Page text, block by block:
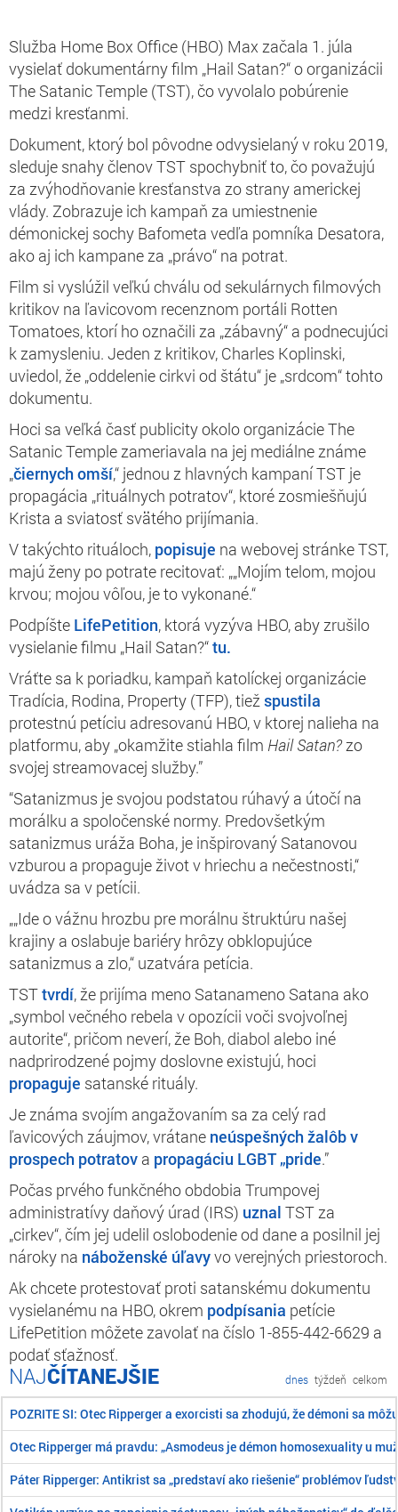
Služba Home Box Office (HBO) Max začala 1. júla
vysielať dokumentárny film „Hail Satan?“ o organizácii
The Satanic Temple (TST), čo vyvolalo pobúrenie
medzi kresťanmi.
Dokument, ktorý bol pôvodne odvysielaný v roku 2019,
sleduje snahy členov TST spochybniť to, čo považujú
za zvýhodňovanie kresťanstva zo strany americkej
vlády. Zobrazuje ich kampaň za umiestnenie
démonickej sochy Bafometa vedľa pomníka Desatora,
ako aj ich kampane za „právo“ na potrat.
Film si vyslúžil veľkú chválu od sekulárnych filmových
kritikov na ľavicovom recenznom portáli Rotten
Tomatoes, ktorí ho označili za „zábavný“ a podnecujúci
k zamysleniu. Jeden z kritikov, Charles Koplinski,
uviedol, že „oddelenie cirkvi od štátu“ je „srdcom“ tohto
dokumentu.
Hoci sa veľká časť publicity okolo organizácie The
Satanic Temple zameriavala na jej mediálne známe
„čiernych omší,“ jednou z hlavných kampaní TST je
propagácia „rituálnych potratov“, ktoré zosmiešňujú
Krista a sviatosť svätého prijímania.
V takýchto rituáloch, popisuje na webovej stránke TST,
majú ženy po potrate recitovať: „„Mojím telom, mojou
krvou; mojou vôľou, je to vykonané.“
Podpíšte LifePetition, ktorá vyzýva HBO, aby zrušilo
vysielanie filmu „Hail Satan?“tu.
Vráťte sa k poriadku, kampaň katolíckej organizácie
Tradícia, Rodina, Property (TFP), tiežspustila
protestnú petíciu adresovanú HBO, v ktorej nalieha na
platformu, aby „okamžite stiahla film Hail Satan?zo
svojej streamovacej služby.”
“Satanizmus je svojou podstatou rúhavý a útočí na
morálku a spoločenské normy. Predovšetkým
satanizmus uráža Boha, je inšpirovaný Satanovou
vzburou a propaguje život v hriechu a nečestnosti,“
uvádza sa v petícii.
„„Ide o vážnu hrozbu pre morálnu štruktúru našej
krajiny a oslabuje bariéry hrôzy obklopujúce
satanizmus a zlo,“ uzatvára petícia.
TSTtvrdí, že prijíma meno Satanameno Satana ako
„symbol večného rebela v opozícii voči svojvoľnej
autorite“, pričom neverí, že Boh, diabol alebo iné
nadprirodzené pojmy doslovne existujú, hoci
propaguje satanské rituály.
Je známa svojím angažovaním sa za celý rad
ľavicových záujmov, vrátane neúspešných žalôb v
prospech potratov a propagáciu LGBT „pride.”
Počas prvého funkčného obdobia Trumpovej
administratívy daňový úrad (IRS) uznal TST za
„cirkev“, čím jej udelil oslobodenie od dane a posilnil jej
nároky na náboženské úľavyvo verejných priestoroch.
Ak chcete protestovať proti satanskému dokumentu
vysielanému na HBO, okrem podpísania petície
LifePetition môžete zavolať na číslo 1-855-442-6629 a
podať sťažnosť.
ČÍTANEJŠIE dnes týždeň celkom
POZRITE SI: Otec Ripperger a exorcisti sa zhodujú, že démoni sa
Otec Ripperger má pravdu: „Asmodeus je démon homosexuality u
Páter Ripperger: Antikrist sa „predstaví ako riešenie“ problémov